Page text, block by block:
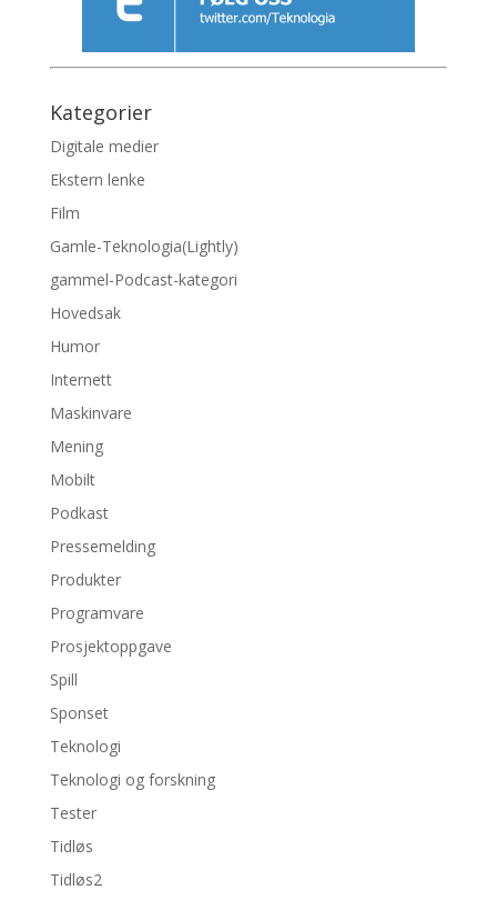
Kategorier
Digitale medier
Ekstern lenke
Film
Gamle-Teknologia(Lightly)
gammel-Podcast-kategori
Hovedsak
Humor
Internett
Maskinvare
Mening
Mobilt
Podkast
Pressemelding
Produkter
Programvare
Prosjektoppgave
Spill
Sponset
Teknologi
Teknologi og forskning
Tester
Tidløs
Tidløs2